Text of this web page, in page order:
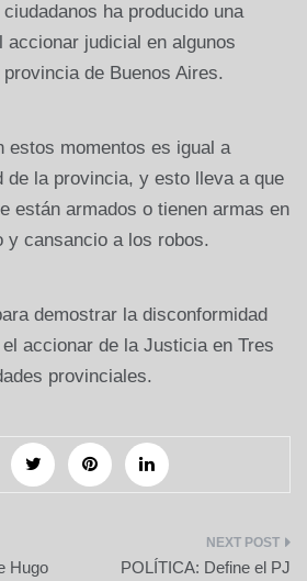
ha producido una
accionar judicial en algunos
de Buenos Aires.
estos momentos es igual a
de la provincia, y esto lleva a que
están armados o tienen armas en
y cansancio a los robos.
demostrar la disconformidad
accionar de la Justicia en Tres
provinciales.
Hugo
POLÍTICA: Define el PJ